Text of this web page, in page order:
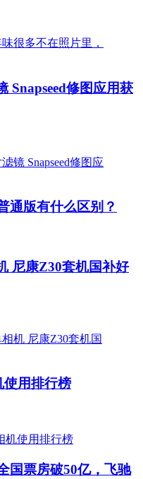
Snapseed修图应用获
通版有什么区别？
尼康Z30套机国补好
用排行榜
国票房破50亿，飞驰